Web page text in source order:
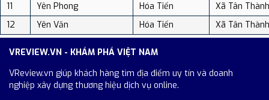
11
Yên Phong Hóa Tiến
Xã Tân Thành
12
Yên Văn Hóa Tiến Xã Tân Thành
VREVIEW.VN - KHÁM PHÁ VIỆT NAM
VReview.vn giúp khách hàng tìm địa điểm uy tín và doanh
nghiệp xây dựng thương hiệu dịch vụ online.